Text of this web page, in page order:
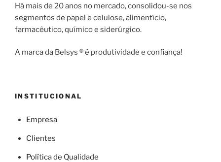
Há mais de 20 anos no mercado, consolidou-se nos
segmentos de papel e celulose, alimentício,
farmacêutico, químico e siderúrgico.
A marca da Belsys ® é produtividade e confiança!
INSTITUCIONAL
Empresa
Clientes
Política de Qualidade